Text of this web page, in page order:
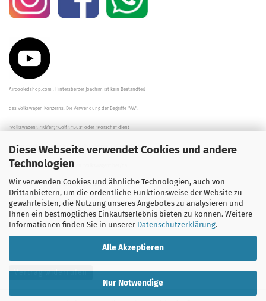
Diese Webseite verwendet Cookies und andere
Technologien
Wir verwenden Cookies und ähnliche Technologien, auch von
Drittanbietern, um die ordentliche Funktionsweise der Website zu
gewährleisten, die Nutzung unseres Angebotes zu analysieren und
Ihnen ein bestmögliches Einkaufserlebnis bieten zu können. Weitere
Informationen finden Sie in unserer Datenschutzerklärung.
Alle Akzeptieren
Nur Notwendige
Aircooledshop.com , Hintersberger Joachim ist kein Bestandteil
des Volkswagen Konzerns. Die Verwendung der Begriffe "VW",
"Volkswagen", "Käfer", "Golf", "Bus" oder "Porsche" dient
der Beschreibung der Teile und stellt in keinem Fall eine direkte
Verbindung zu dem Unternehmen "Volkswagen" her/da.
Die Beschreibungen, Zeichnungen und Angaben zur
Verwendung sind sorgfältig überprüft worden.
Vertrag widerrufen